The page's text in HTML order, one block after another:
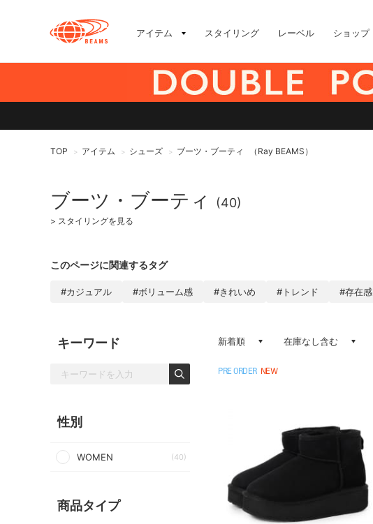
アイテム スタイリング レーベル ショップ
TOP > アイテム > シューズ > ブーツ・ブーティ （Ray BEAMS）
ブーツ・ブーティ (40)
> スタイリングを見る
このページに関連するタグ
#カジュアル #ボリューム感 #きれいめ #トレンド #存在感
キーワード
性別
WOMEN (40)
商品タイプ
新着順 在庫なし含む
PRE ORDER NEW